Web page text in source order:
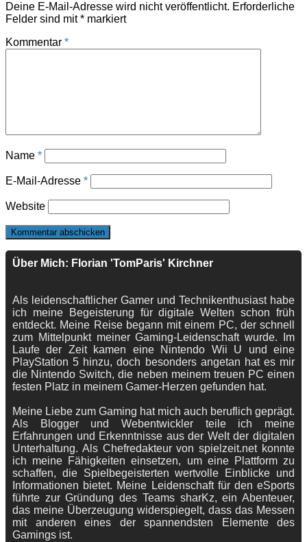
Deine E-Mail-Adresse wird nicht veröffentlicht. Erforderliche
Felder sind mit* markiert
Kommentar *
Name *
E-Mail-Adresse *
Website
Über Mich: Florian 'TomParis' Kirchner
Als leidenschaftlicher Gamer und Technikenthusiast habe
ich meine Begeisterung für digitale Welten schon früh
entdeckt. Meine Reise begann mit einem PC, der schnell
zum Mittelpunkt meiner Gaming-Leidenschaft wurde. Im
Laufe der Zeit kamen eine Nintendo Wii U und eine
PlayStation 5 hinzu, doch besonders angetan hat es mir
die Nintendo Switch, die neben meinem treuen PC einen
festen Platz in meinem Gamer-Herzen gefunden hat.
Meine Liebe zum Gaming hat mich auch beruflich geprägt.
Als Blogger und Webentwickler teile ich meine
Erfahrungen und Erkenntnisse aus der Welt der digitalen
Unterhaltung. Als Chefredakteur von spielzeit.net konnte
ich meine Fähigkeiten einsetzen, um eine Plattform zu
schaffen, die Spielbegeisterten wertvolle Einblicke und
Informationen bietet. Meine Leidenschaft für den eSports
führte zur Gründung des Teams sharKz, ein Abenteuer,
das meine Überzeugung widerspiegelt, dass das Messen
mit anderen eines der spannendsten Elemente des
Gamings ist.